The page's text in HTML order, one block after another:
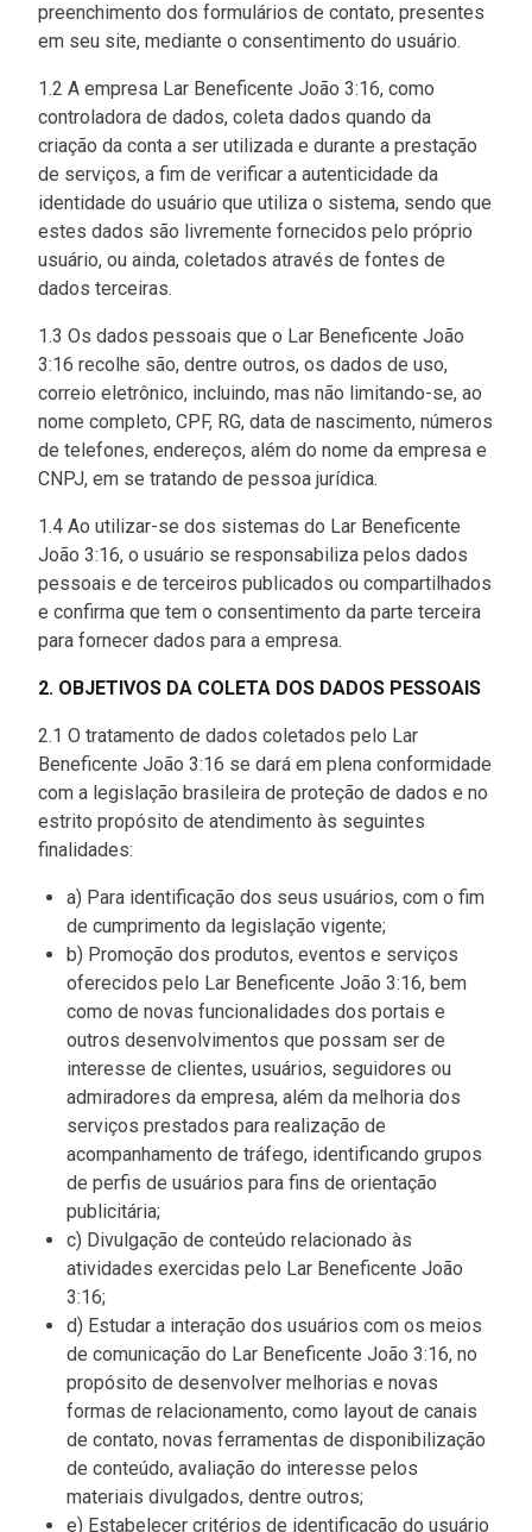
preenchimento dos formulários de contato, presentes
em seu site, mediante o consentimento do usuário.
1.2 A empresa Lar Beneficente João 3:16, como
controladora de dados, coleta dados quando da
criação da conta a ser utilizada e durante a prestação
de serviços, a fim de verificar a autenticidade da
identidade do usuário que utiliza o sistema, sendo que
estes dados são livremente fornecidos pelo próprio
usuário, ou ainda, coletados através de fontes de
dados terceiras.
1.3 Os dados pessoais que o Lar Beneficente João
3:16 recolhe são, dentre outros, os dados de uso,
correio eletrônico, incluindo, mas não limitando-se, ao
nome completo, CPF, RG, data de nascimento, números
de telefones, endereços, além do nome da empresa e
CNPJ, em se tratando de pessoa jurídica.
1.4 Ao utilizar-se dos sistemas do Lar Beneficente
João 3:16, o usuário se responsabiliza pelos dados
pessoais e de terceiros publicados ou compartilhados
e confirma que tem o consentimento da parte terceira
para fornecer dados para a empresa.
2. OBJETIVOS DA COLETA DOS DADOS PESSOAIS
2.1 O tratamento de dados coletados pelo Lar
Beneficente João 3:16 se dará em plena conformidade
com a legislação brasileira de proteção de dados e no
estrito propósito de atendimento às seguintes
finalidades:
a) Para identificação dos seus usuários, com o fim
de cumprimento da legislação vigente;
b) Promoção dos produtos, eventos e serviços
oferecidos pelo Lar Beneficente João 3:16, bem
como de novas funcionalidades dos portais e
outros desenvolvimentos que possam ser de
interesse de clientes, usuários, seguidores ou
admiradores da empresa, além da melhoria dos
serviços prestados para realização de
acompanhamento de tráfego, identificando grupos
de perfis de usuários para fins de orientação
publicitária;
c) Divulgação de conteúdo relacionado às
atividades exercidas pelo Lar Beneficente João
3:16;
d) Estudar a interação dos usuários com os meios
de comunicação do Lar Beneficente João 3:16, no
propósito de desenvolver melhorias e novas
formas de relacionamento, como layout de canais
de contato, novas ferramentas de disponibilização
de conteúdo, avaliação do interesse pelos
materiais divulgados, dentre outros;
e) Estabelecer critérios de identificação do usuário